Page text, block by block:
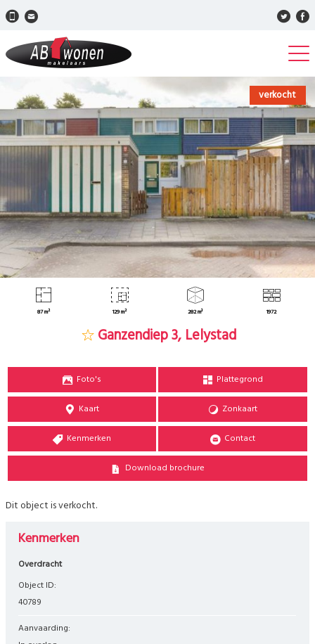
verkocht
87 m² 129 m² 282 m³ 1972
Ganzendiep 3, Lelystad
Foto's Plattegrond
Kaart Zonkaart
Kenmerken Contact
Download brochure
Dit object is verkocht.
Kenmerken
Overdracht
Object ID:
40789
Aanvaarding: